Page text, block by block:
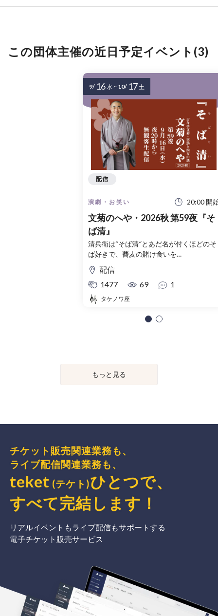
この団体主催の近日予定イベント(3)
演劇・お笑い 20:00 開
文菊のへや・2026秋 第59夜『そ
ば清』
清兵衛は″そば清″とあだ名が付くほどのそ
ば好きで、蕎麦の賭け食いを…
配信
1477
69 1
タケノワ座
配信
9/ 16水~ 10/ 17土
もっと見る
チケット販売関連業務も、
ライブ配信関連業務も、
teket (テケト)ひとつで、
すべて完結 します ！
リアルイベントもライブ配信もサポートする
電子チケット販売サービス